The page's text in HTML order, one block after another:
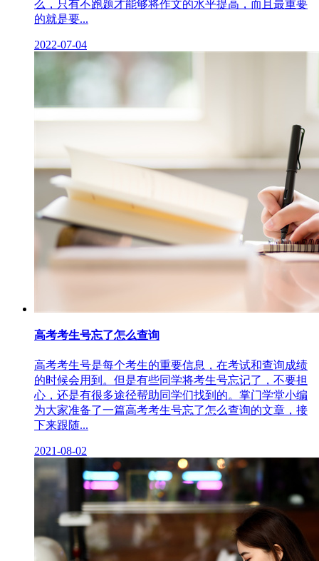
么，只有不跑题才能够将作文的水平提高，而且最重要
的就是要...
2022-07-04
高考考生号忘了怎么查询
高考考生号是每个考生的重要信息，在考试和查询成绩
的时候会用到。但是有些同学将考生号忘记了，不要担
心，还是有很多途径帮助同学们找到的。掌门学堂小编
为大家准备了一篇高考考生号忘了怎么查询的文章，接
下来跟随...
2021-08-02